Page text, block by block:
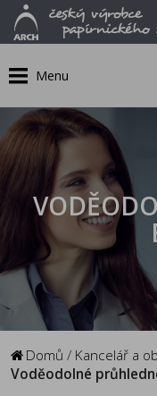
Menu
Domů / Kancelář a
Voděodolné